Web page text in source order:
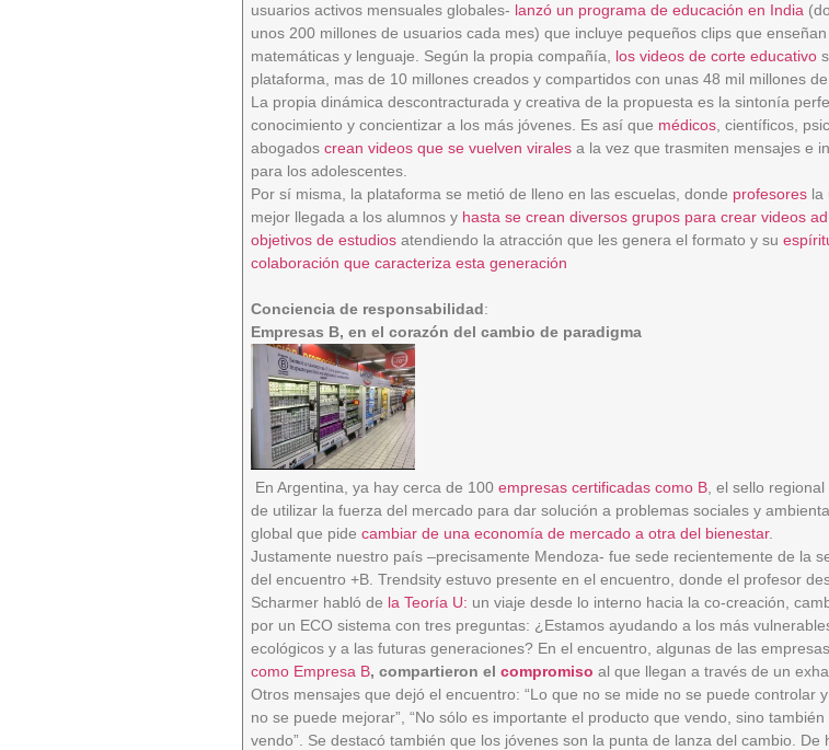
usuarios activos mensuales globales- lanzó un programa de educación en India
unos 200 millones de usuarios cada mes) que incluye pequeños clips que
matemáticas y lenguaje. Según la propia compañía, los videos de corte educativo
plataforma, mas de 10 millones creados y compartidos con unas 48 mil millones
La propia dinámica descontracturada y creativa de la propuesta es la sintonía
conocimiento y concientizar a los más jóvenes. Es así que médicos, científicos,
abogadoscrean videos que se vuelven virales a la vez que trasmiten mensajes e
para los adolescentes.
Por sí misma, la plataforma se metió de lleno en las escuelas, donde profesores la
mejor llegada a los alumnos y hasta se crean diversos grupos para crear videos
objetivos de estudios atendiendo la atracción que les genera el formato y su
colaboración que caracteriza esta generación
Conciencia de responsabilidad:
Empresas B, en el corazón del cambio de paradigma
En Argentina, ya hay cerca de 100empresas certificadas como B , el sello
de utilizar la fuerza del mercado para dar solución a problemas sociales y
global que pidecambiar de una economía de mercado a otra del bienestar.
Justamente nuestro país –precisamente Mendoza- fue sede recientemente de la
del encuentro +B. Trendsity estuvo presente en el encuentro, donde el profesor
Scharmer habló de la Teoría U: un viaje desde lo interno hacia la co-creación,
por un ECO sistema con tres preguntas: ¿Estamos ayudando a los más
ecológicos y a las futuras generaciones? En el encuentro, algunas de las
como Empresa B, compartieron elcompromiso al que llegan a través de un
Otros mensajes que dejó el encuentro: “Lo que no se mide no se puede controlar
no se puede mejorar”, “No sólo es importante el producto que vendo, sino
vendo”. Se destacó también que los jóvenes son la punta de lanza del cambio. De